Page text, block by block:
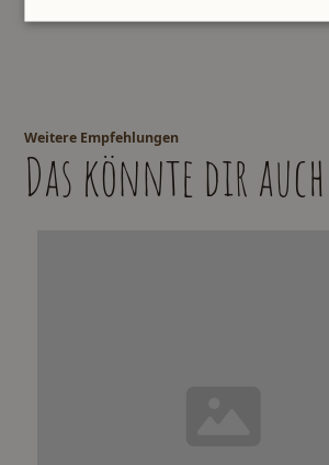
Weitere Empfehlungen
Das könnte dir